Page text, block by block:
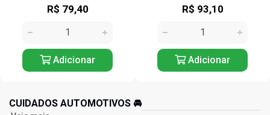
R$ 79,40
Adicionar
R$ 93,10
Adicionar
CUIDADOS AUTOMOTIVOS 🚘️